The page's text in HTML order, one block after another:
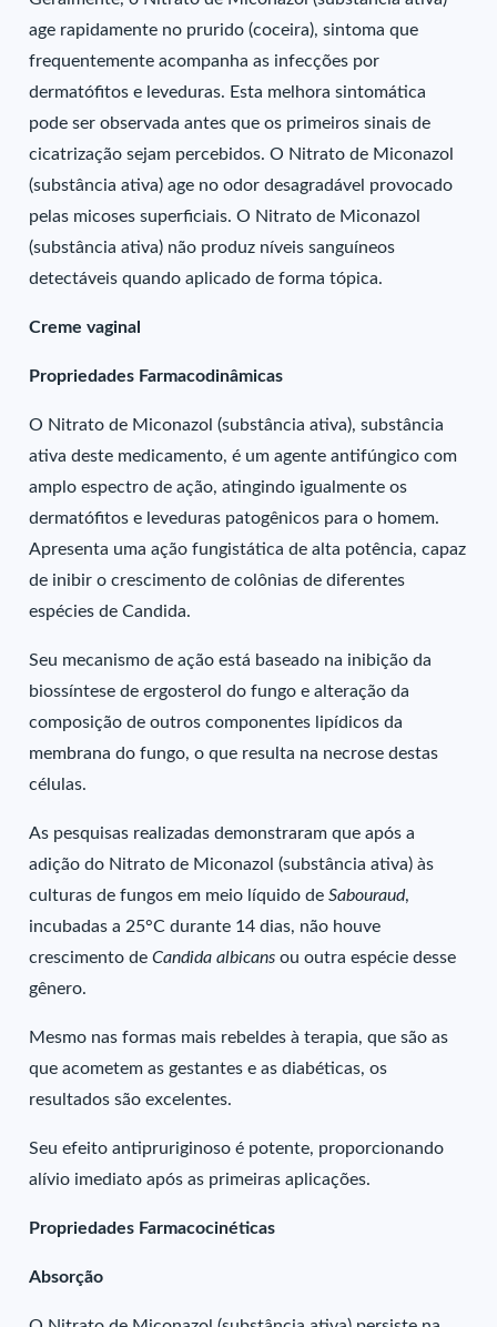
age rapidamente no prurido (coceira), sintoma que
frequentemente acompanha as infecções por
dermatófitos e leveduras. Esta melhora sintomática
pode ser observada antes que os primeiros sinais de
cicatrização sejam percebidos. O Nitrato de Miconazol
(substância ativa) age no odor desagradável provocado
pelas micoses superficiais. O Nitrato de Miconazol
(substância ativa) não produz níveis sanguíneos
detectáveis quando aplicado de forma tópica.
Creme vaginal
Propriedades Farmacodinâmicas
O Nitrato de Miconazol (substância ativa), substância
ativa deste medicamento, é um agente antifúngico com
amplo espectro de ação, atingindo igualmente os
dermatófitos e leveduras patogênicos para o homem.
Apresenta uma ação fungistática de alta potência, capaz
de inibir o crescimento de colônias de diferentes
espécies de Candida.
Seu mecanismo de ação está baseado na inibição da
biossíntese de ergosterol do fungo e alteração da
composição de outros componentes lipídicos da
membrana do fungo, o que resulta na necrose destas
células.
As pesquisas realizadas demonstraram que após a
adição do Nitrato de Miconazol (substância ativa) às
culturas de fungos em meio líquido deSabouraud,
incubadas a 25°C durante 14 dias, não houve
crescimento de Candida albicans ou outra espécie desse
gênero.
Mesmo nas formas mais rebeldes à terapia, que são as
que acometem as gestantes e as diabéticas, os
resultados são excelentes.
Seu efeito antipruriginoso é potente, proporcionando
alívio imediato após as primeiras aplicações.
Propriedades Farmacocinéticas
Absorção